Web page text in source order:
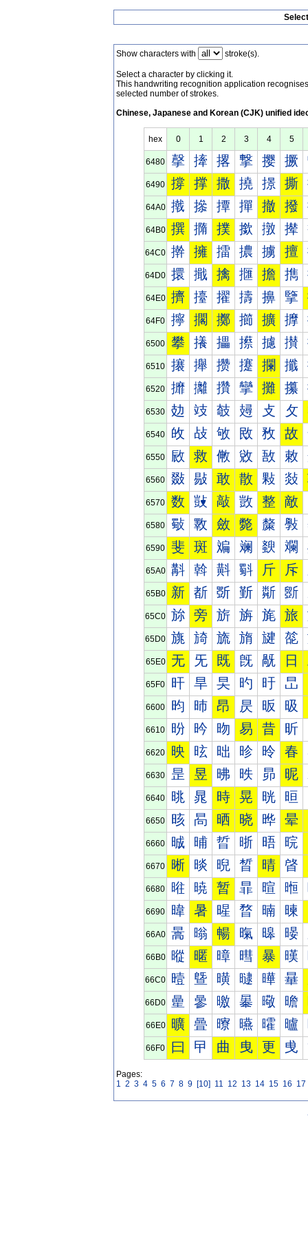
Show characters with stroke(s).
Select a character by clicking it.
This handwriting recognition application
selected number of strokes.
Chinese, Japanese and Korean (CJK) unified
hex 0 1 2 3 4 5
6480 撀 撁 撂 撃 撄 撅
6490 撐 撑 撒 撓 撔 撕
64A0 撠 撡 撢 撣 撤 撥
64B0 撰 撱 撲 撳 撴 撵
64C0 擀 擁 擂 擃 擄 擅
64D0 擐 擑 擒 擓 擔 擕
64E0 擠 擡 擢 擣 擤 擥
64F0 擰 擱 擲 擳 擴 擵
6500 攀 攁 攂 攃 攄 攅
6510 攐 攑 攒 攓 攔 攕
6520 攠 攡 攢 攣 攤 攥
6530 攰 攱 攲 攳 攴 攵
6540 敀 敁 敂 敃 敄 故
6550 敐 救 敒 敓 敔 敕
6560 敠 敡 敢 散 敤 敥
6570 数 敱 敲 敳 整 敵
6580 斀 斁 斂 斃 斄 斅
6590 斐 斑 斒 斓 斔 斕
65A0 斠 斡 斢 斣 斤 斥
65B0 新 斱 斲 斳 斴 斵
65C0 旀 旁 旂 旃 旄 旅
65D0 旐 旑 旒 旓 旔 旕
65E0 无 旡 既 旣 旤 日
65F0 旰 旱 旲 旳 旴 旵
6600 昀 昁 昂 昃 昄 昅
6610 昐 昑 昒 易 昔 昕
6620 映 昡 昢 昣 昤 春
6630 昰 昱 昲 昳 昴 昵
6640 晀 晁 時 晃 晄 晅
6650 晐 晑 晒 晓 晔 晕
6660 晠 晡 晢 晣 晤 晥
6670 晰 晱 晲 晳 晴 晵
6680 暀 暁 暂 暃 暄 暅
6690 暐 暑 暒 暓 暔 暕
66A0 暠 暡 暢 暣 暤 暥
66B0 暰 暱 暲 暳 暴 暵
66C0 曀 曁 曂 曃 曄 曅
66D0 曐 曑 曒 曓 曔 曕
66E0 曠 曡 曢 曣 曤 曥
66F0 曰 曱 曲 曳 更 曵
Pages:
1 2 3 4 5 6 7 8 9 [10] 11 12 13 14 15 16 17